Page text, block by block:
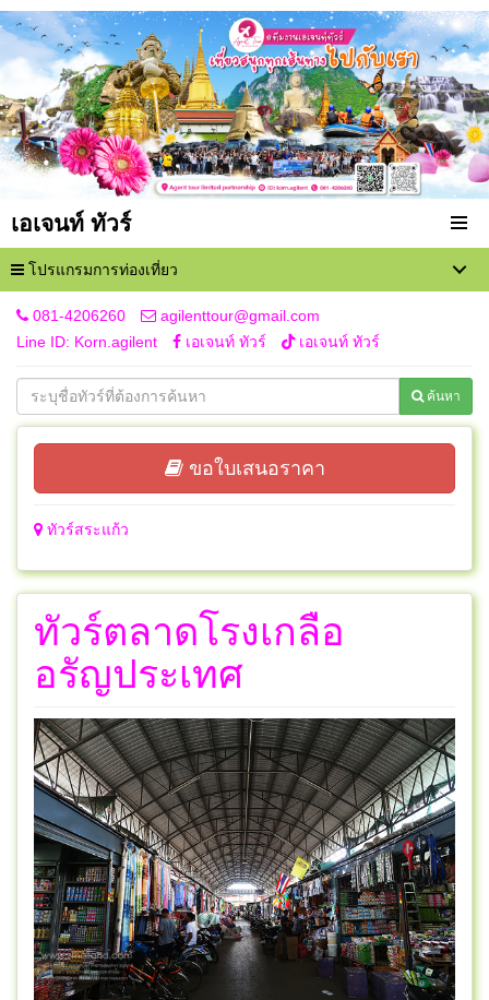
เอเจนท์ ทัวร์
โปรแกรมการท่องเที่ยว
081-4206260
agilenttour@gmail.com
Line ID: Korn.agilent
เอเจนท์ ทัวร์ เอเจนท์ ทัวร์
ค้นหา
ขอใบเสนอราคา
ทัวร์สระแก้ว
ทัวร์ตลาดโรงเกลือ
อรัญประเทศ